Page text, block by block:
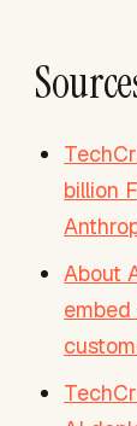
billion
About